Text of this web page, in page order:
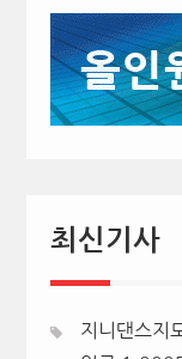
최신기사
지니댄스지